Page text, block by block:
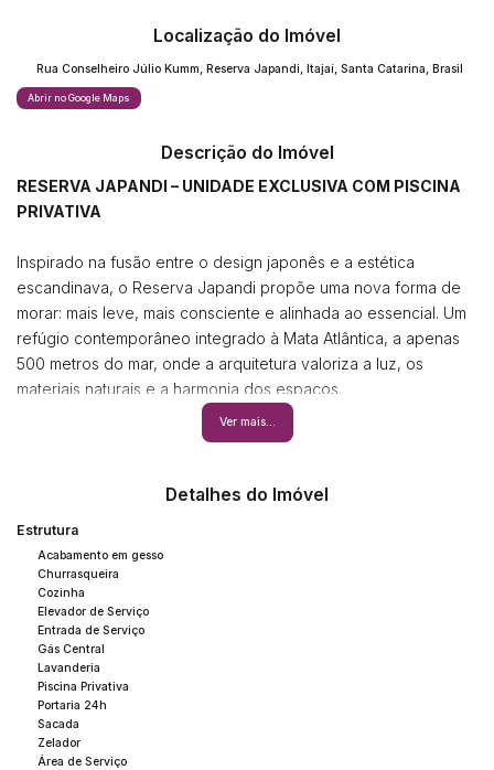
Localização do Imóvel
Rua Conselheiro Júlio Kumm Reserva Japandi Itajaí Santa Catarina Brasil
Abrir no Google Maps
Descrição do Imóvel
RESERVA JAPANDI – UNIDADE EXCLUSIVA COM PISCINA
PRIVATIVA
Inspirado na fusão entre o design japonês e a estética
escandinava, o Reserva Japandi propõe uma nova forma de
morar: mais leve, mais consciente e alinhada ao essencial. Um
refúgio contemporâneo integrado à Mata Atlântica, a apenas
500 metros do mar, onde a arquitetura valoriza a luz, os
materiais naturais e a harmonia dos espaços.
Neste contexto, surge uma unidade que traduz com precisão
suítes, lavabo e um living amplo que se conecta a duas
pensados para convivência e contemplação.
O grande diferencial está na piscina privativa, que eleva a
experiência de morar e reforça o caráter exclusivo do projeto.
Conta ainda com 03 vagas de garagem, atendendo com
praticidade uma rotina exigente.
Inserido em um empreendimento com mais de 13.000 m² de
área preservada e ampla estrutura de lazer, este imóvel
representa não apenas um espaço para viver, mas uma
escolha por equilíbrio, estética e qualidade de vida.
Ver mais...
Detalhes do Imóvel
Estrutura
Acabamento em gesso
Churrasqueira
Cozinha
Elevador de Serviço
Entrada de Serviço
Gás Central
Lavanderia
Piscina Privativa
Portaria 24h
Sacada
Zelador
Área de Serviço